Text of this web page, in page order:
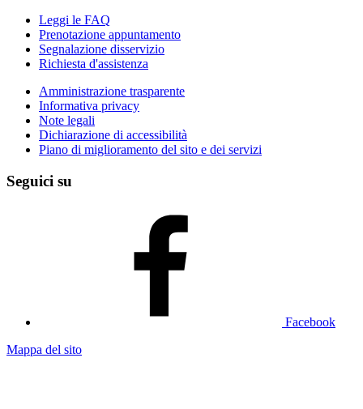
Leggi le FAQ
Prenotazione appuntamento
Segnalazione disservizio
Richiesta d'assistenza
Amministrazione trasparente
Informativa privacy
Note legali
Dichiarazione di accessibilità
Piano di miglioramento del sito e dei servizi
Seguici su
Facebook
Mappa del sito